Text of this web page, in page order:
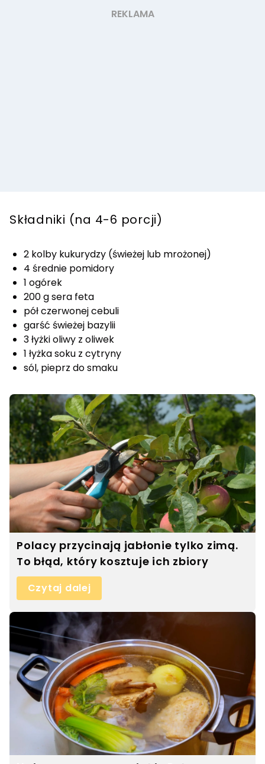
Składniki (na 4-6 porcji)
2 kolby kukurydzy (świeżej lub mrożonej)
4 średnie pomidory
1 ogórek
200 g sera feta
pół czerwonej cebuli
garść świeżej bazylii
3 łyżki oliwy z oliwek
1 łyżka soku z cytryny
sól, pieprz do smaku
Polacy przycinają jabłonie tylko zimą.
To błąd, który kosztuje ich zbiory
Czytaj dalej